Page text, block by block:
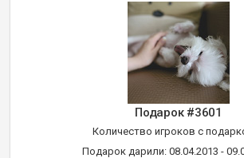
Подарок #3601
Количество игроков с
Подарок дарили: 08.04.2013 -